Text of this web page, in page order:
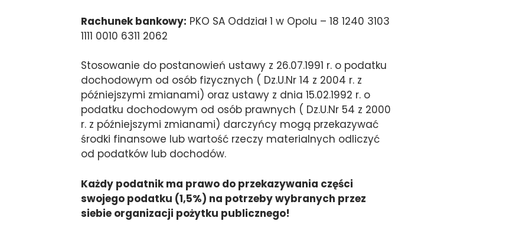
Rachunek bankowy: PKO SA Oddział 1 w Opolu – 18 1240 3103
1111 0010 6311 2062
Stosowanie do postanowień ustawy z 26.07.1991 r. o podatku
dochodowym od osób fizycznych ( Dz.U.Nr 14 z 2004 r. z
późniejszymi zmianami) oraz ustawy z dnia 15.02.1992 r. o
podatku dochodowym od osób prawnych ( Dz.U.Nr 54 z 2000
r. z późniejszymi zmianami) darczyńcy mogą przekazywać
środki finansowe lub wartość rzeczy materialnych odliczyć
od podatków lub dochodów.
Każdy podatnik ma prawo do przekazywania części
swojego podatku (1,5%) na potrzeby wybranych przez
siebie organizacji pożytku publicznego!